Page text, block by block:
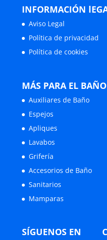
INFORMACIÓN
Aviso Legal
Política de privacidad
Política de cookies
MÁS PARA EL BAÑO
Auxiliares de Baño
Espejos
Apliques
Lavabos
Grifería
Accesorios de Baño
Sanitarios
Mamparas
SÍGUENOS EN